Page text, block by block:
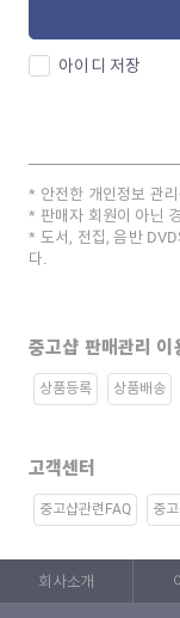
아이디 저장
안전한 개인정보 관
판매자 회원이 아닌
도서, 전집, 음반
다.
중고샵 판매관리 이
상품등록 상품배송
고객센터
중고샵관련FAQ 중
회사소개